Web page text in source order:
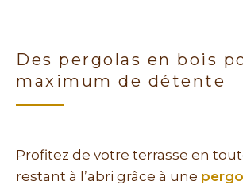
Des pergolas en bois
maximum de détente
Profitez de votre terrasse en
restant à l’abri grâce à une